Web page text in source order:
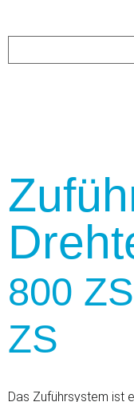
800
ZS
Das Zuführsystem ist